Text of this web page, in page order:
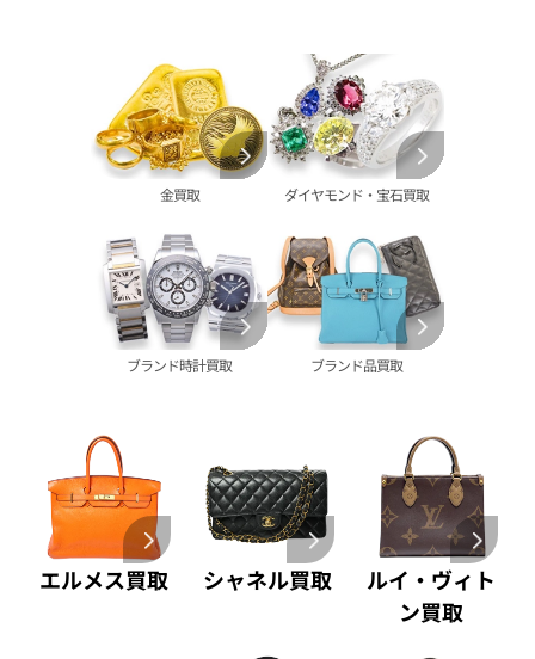
金貨･銀貨 買取
大判･小判 買取
イエローゴールド 買取
ホワイトゴールド 買取
金コンビ 買取
プラチナ 買取
プラチナインゴット 買取
Pt1000 買取
Pt900 買取
Pt850 買取
Pt&Pm 買取
銀･シルバー 買取
パラジウム 買取
パライバトルマリン 買取
パール 買取
ハリー･ウィンストン 買取
ヴァンクリーフ&
アーペル 買取
グッチ 買取
ブシュロン 買取
ショーメ 買取
買取可能な商品をもっと見る
エルメス 買取
シャネル 買取
オメガ 買取
タグ・ホイヤー 買取
ブライトリング
ヴァシュロン・コンスタンタン 買取
A. ランゲ&
パネライ 買取
ブルガリ 買取
フランク ミュラー 買取
IWC 買取
買取可能な商品をもっと見る
金買取 ダイヤモンド・宝石買取
ブランド時計買取 ブランド品買取
エルメス買取 シャネル買取
ルイ・ヴィト
ン買取